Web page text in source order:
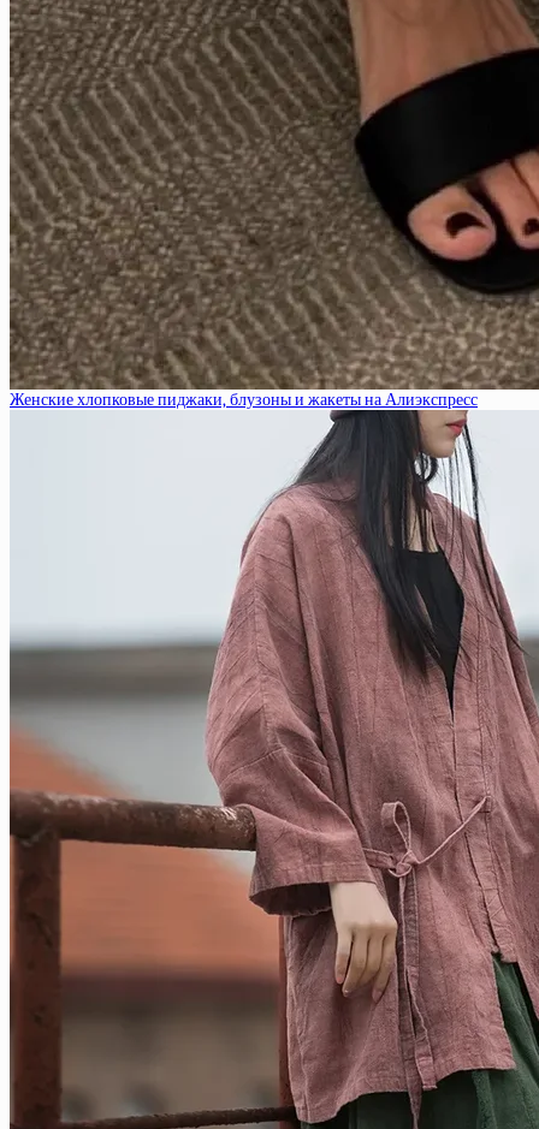
Женские хлопковые пиджаки, блузоны и жакеты на Алиэкспресс